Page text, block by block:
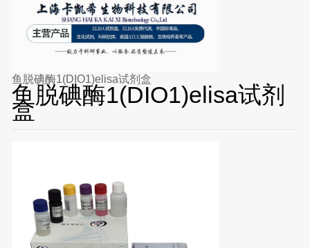
鱼脱碘酶1(DIO1)elisa试剂盒
鱼脱碘酶1(DIO1)elisa试剂
盒